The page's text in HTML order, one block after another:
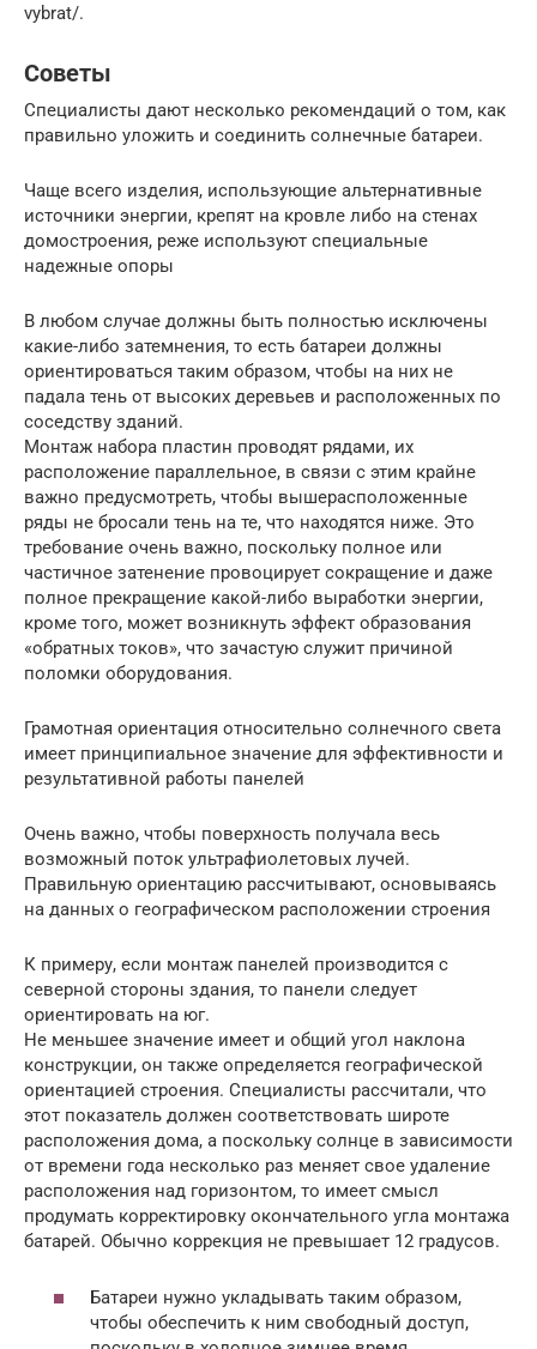
vybrat/.
Советы
Специалисты дают несколько рекомендаций о том, как
правильно уложить и соединить солнечные батареи.
Чаще всего изделия, использующие альтернативные
источники энергии, крепят на кровле либо на стенах
домостроения, реже используют специальные
надежные опоры
В любом случае должны быть полностью исключены
какие-либо затемнения, то есть батареи должны
ориентироваться таким образом, чтобы на них не
падала тень от высоких деревьев и расположенных по
соседству зданий.
Монтаж набора пластин проводят рядами, их
расположение параллельное, в связи с этим крайне
важно предусмотреть, чтобы вышерасположенные
ряды не бросали тень на те, что находятся ниже. Это
требование очень важно, поскольку полное или
частичное затенение провоцирует сокращение и даже
полное прекращение какой-либо выработки энергии,
кроме того, может возникнуть эффект образования
«обратных токов», что зачастую служит причиной
поломки оборудования.
Грамотная ориентация относительно солнечного света
имеет принципиальное значение для эффективности и
результативной работы панелей
Очень важно, чтобы поверхность получала весь
возможный поток ультрафиолетовых лучей.
Правильную ориентацию рассчитывают, основываясь
на данных о географическом расположении строения
К примеру, если монтаж панелей производится с
северной стороны здания, то панели следует
ориентировать на юг.
Не меньшее значение имеет и общий угол наклона
конструкции, он также определяется географической
ориентацией строения. Специалисты рассчитали, что
этот показатель должен соответствовать широте
расположения дома, а поскольку солнце в зависимости
от времени года несколько раз меняет свое удаление
расположения над горизонтом, то имеет смысл
продумать корректировку окончательного угла монтажа
батарей. Обычно коррекция не превышает 12 градусов.
Батареи нужно укладывать таким образом,
чтобы обеспечить к ним свободный доступ,